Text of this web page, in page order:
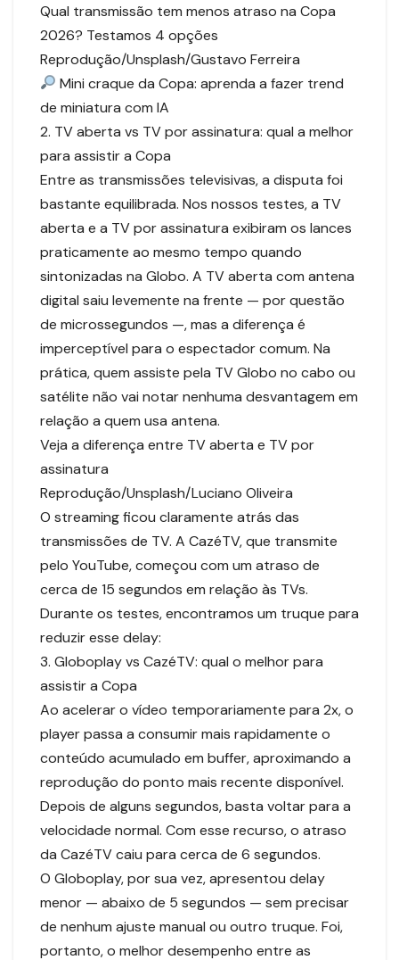
Qual transmissão tem menos atraso na Copa
2026? Testamos 4 opções
Reprodução/Unsplash/Gustavo Ferreira
Mini craque da Copa: aprenda a fazer trend
de miniatura com IA
2. TV aberta vs TV por assinatura: qual a melhor
para assistir a Copa
Entre as transmissões televisivas, a disputa foi
bastante equilibrada. Nos nossos testes, a TV
aberta e a TV por assinatura exibiram os lances
praticamente ao mesmo tempo quando
sintonizadas na Globo. A TV aberta com antena
digital saiu levemente na frente — por questão
de microssegundos —, mas a diferença é
imperceptível para o espectador comum. Na
prática, quem assiste pela TV Globo no cabo ou
satélite não vai notar nenhuma desvantagem em
relação a quem usa antena.
Veja a diferença entre TV aberta e TV por
assinatura
Reprodução/Unsplash/Luciano Oliveira
O streaming ficou claramente atrás das
transmissões de TV. A CazéTV, que transmite
pelo YouTube, começou com um atraso de
cerca de 15 segundos em relação às TVs.
Durante os testes, encontramos um truque para
reduzir esse delay:
3. Globoplay vs CazéTV: qual o melhor para
assistir a Copa
Ao acelerar o vídeo temporariamente para 2x, o
player passa a consumir mais rapidamente o
conteúdo acumulado em buffer, aproximando a
reprodução do ponto mais recente disponível.
Depois de alguns segundos, basta voltar para a
velocidade normal. Com esse recurso, o atraso
da CazéTV caiu para cerca de 6 segundos.
O Globoplay, por sua vez, apresentou delay
menor — abaixo de 5 segundos — sem precisar
de nenhum ajuste manual ou outro truque. Foi,
portanto, o melhor desempenho entre as